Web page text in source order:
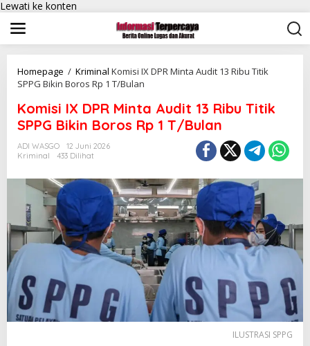
Lewati ke konten
Homepage / Kriminal Komisi IX DPR Minta Audit 13 Ribu Titik
SPPG Bikin Boros Rp 1 T/Bulan
Komisi IX DPR Minta Audit 13 Ribu Titik
SPPG Bikin Boros Rp 1 T/Bulan
ADI WASGO
12 Juni 2026
Kriminal
433 Dilihat
ILUSTRASI SPPG